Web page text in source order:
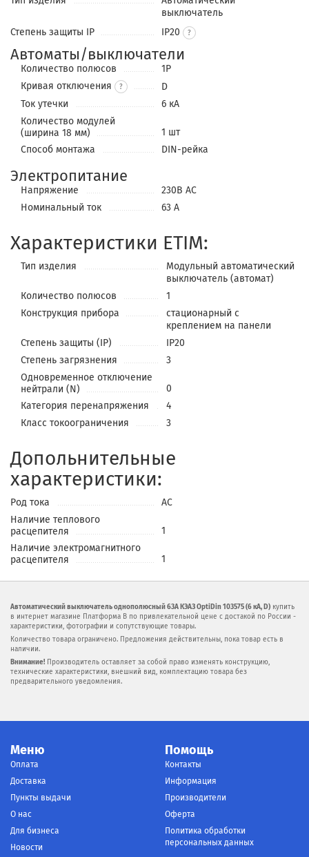
выключатель
Степень защиты IP
IP20
Автоматы/выключатели
Количество полюсов
1P
Кривая отключения
?
D
Ток утечки
6 кА
Количество модулей
(ширина 18 мм)
1 шт
Способ монтажа
DIN-рейка
Электропитание
Напряжение
230В АС
Номинальный ток
63 А
Характеристики ETIM:
Тип изделия
Модульный автоматический
выключатель (автомат)
Количество полюсов
1
Конструкция прибора
стационарный с
креплением на панели
Степень защиты (IP)
IP20
Степень загрязнения
3
Одновременное отключение
нейтрали (N)
0
Категория перенапряжения
4
Класс токоограничения
3
Допольнительные
характеристики:
Род тока
AC
Наличие теплового
расцепителя
1
Наличие электромагнитного
расцепителя
1
Автоматический выключатель однополюсный 63А КЭАЗ OptiDin 103575 (6 кА, D) купить
в интернет магазине Платформа В по привлекательной цене с достакой по России -
характеристики, фотографии и сопутствующие товары.
Количество товара ограничено. Предложения действительны, пока товар есть в
наличии.
Внимание! Производитель оставляет за собой право изменять конструкцию,
технические характеристики, внешний вид, комплектацию товара без
предварительного уведомления.
Меню
Оплата
Доставка
Пункты выдачи
О нас
Для бизнеса
Новости
Помощь
Контакты
Информация
Производители
Оферта
Политика обработки
персональных данных